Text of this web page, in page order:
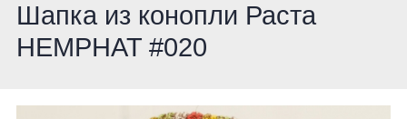
Шапка из конопли Раста
HEMPHAT #020